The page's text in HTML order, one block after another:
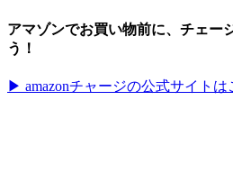
アマゾンでお買い物前に、チェー
う！
▶︎ amazonチャージの公式サイト